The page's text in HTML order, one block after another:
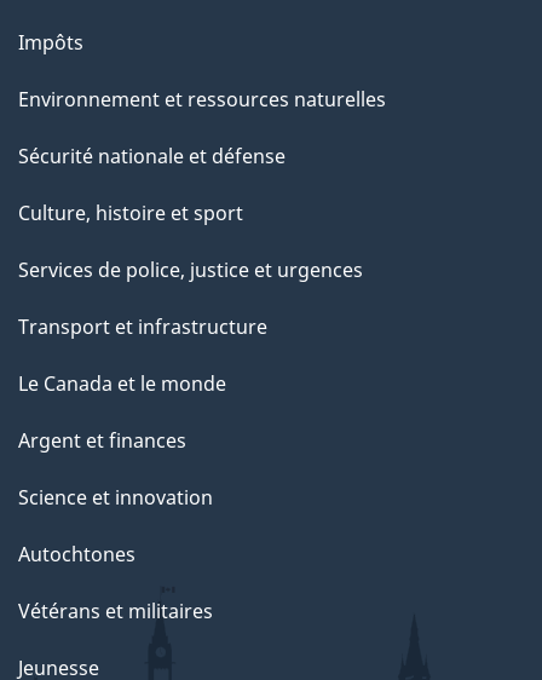
g
e
Impôts
Environnement et ressources naturelles
Sécurité nationale et défense
Culture, histoire et sport
Services de police, justice et urgences
Transport et infrastructure
Le Canada et le monde
Argent et finances
Science et innovation
Autochtones
Vétérans et militaires
Jeunesse